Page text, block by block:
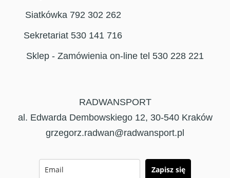
Siatkówka 792 302 262
Sekretariat 530 141 716
Sklep - Zamówienia on-line tel 530 228 221
RADWANSPORT
al. Edwarda Dembowskiego 12, 30-540 Kraków
grzegorz.radwan@radwansport.pl
Zapisz się